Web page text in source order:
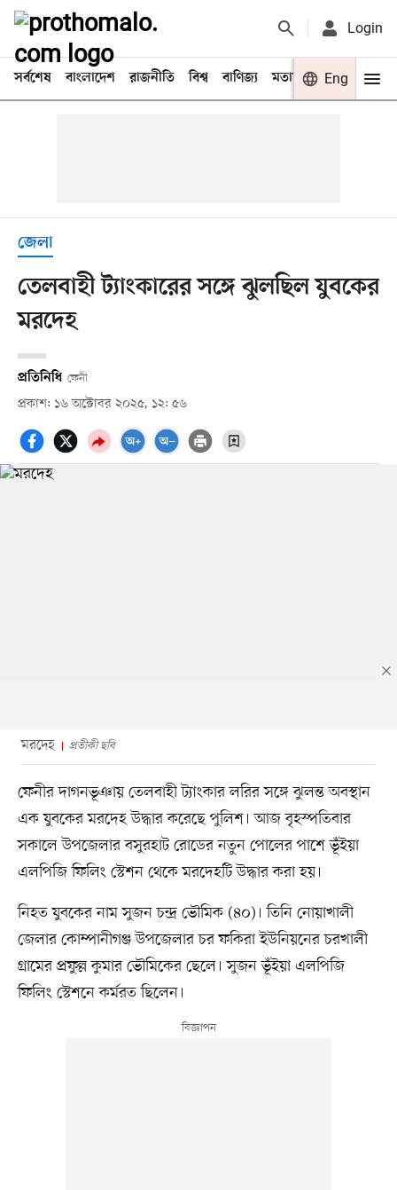
Login
সর্বশেষ বাংলাদেশ রাজনীতি বিশ্ব বাণিজ্য মতামত খেলা
Eng
জেলা
তেলবাহী ট্যাংকারের সঙ্গে ঝুলছিল যুবকের
মরদেহ
প্রতিনিধি ফেনী
প্রকাশ: ১৬ অক্টোবর ২০২৫, ১২: ৫৬
মরদেহ প্রতীকী ছবি
ফেনীর দাগনভূঞায় তেলবাহী ট্যাংকার লরির সঙ্গে ঝুলন্ত অবস্থান
এক যুবকের মরদেহ উদ্ধার করেছে পুলিশ। আজ বৃহস্পতিবার
সকালে উপজেলার বসুরহাট রোডের নতুন পোলের পাশে ভূঁইয়া
এলপিজি ফিলিং স্টেশন থেকে মরদেহটি উদ্ধার করা হয়।
নিহত যুবকের নাম সুজন চন্দ্র ভৌমিক (৪০)। তিনি নোয়াখালী
জেলার কোম্পানীগঞ্জ উপজেলার চর ফকিরা ইউনিয়নের চরখালী
গ্রামের প্রফুল্ল কুমার ভৌমিকের ছেলে। সুজন ভূঁইয়া এলপিজি
ফিলিং স্টেশনে কর্মরত ছিলেন।